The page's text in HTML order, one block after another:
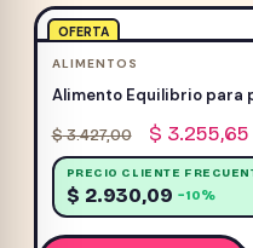
OFERTA
ALIMENTOS
Alimento Equilibrio para
$3.427,00
El
precio
original
era:
$ 3.427,00.
$ 3.255,65
PRECIO CLIENTE
$ 2.930,09 −10%